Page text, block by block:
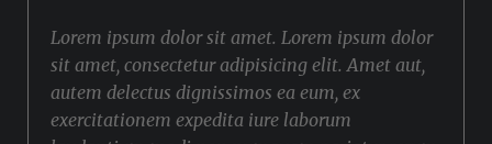
Lorem ipsum dolor sit amet. Lorem ipsum dolor
sit amet, consectetur adipisicing elit. Amet aut,
autem delectus dignissimos ea eum, ex
exercitationem expedita iure laborum